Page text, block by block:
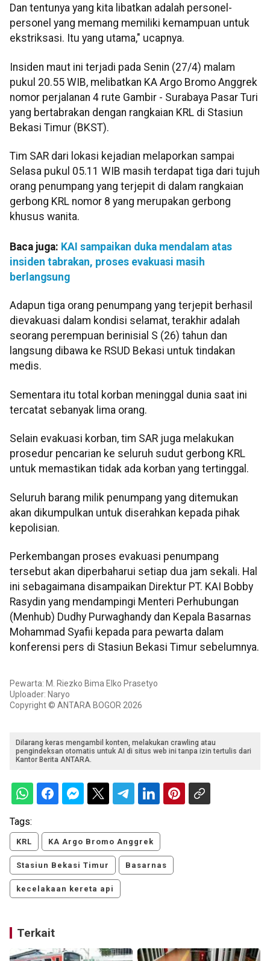
Dan tentunya yang kita libatkan adalah personel-
personel yang memang memiliki kemampuan untuk
ekstriksasi. Itu yang utama," ucapnya.
Insiden maut ini terjadi pada Senin (27/4) malam
pukul 20.55 WIB, melibatkan KA Argo Bromo Anggrek
nomor perjalanan 4 rute Gambir - Surabaya Pasar Turi
yang bertabrakan dengan rangkaian KRL di Stasiun
Bekasi Timur (BKST).
Tim SAR dari lokasi kejadian melaporkan sampai
Selasa pukul 05.11 WIB masih terdapat tiga dari tujuh
orang penumpang yang terjepit di dalam rangkaian
gerbong KRL nomor 8 yang merupakan gerbong
khusus wanita.
Baca juga: KAI sampaikan duka mendalam atas
insiden tabrakan, proses evakuasi masih
berlangsung
Adapun tiga orang penumpang yang terjepit berhasil
dievakuasi dalam kondisi selamat, terakhir adalah
seorang perempuan berinisial S (26) tahun dan
langsung dibawa ke RSUD Bekasi untuk tindakan
medis.
Sementara itu total korban meninggal dunia saat ini
tercatat sebanyak lima orang.
Selain evakuasi korban, tim SAR juga melakukan
prosedur pencarian ke seluruh sudut gerbong KRL
untuk memastikan tidak ada korban yang tertinggal.
Seluruh barang milik penumpang yang ditemukan
akan dikumpulkan untuk diserahkan kepada pihak
kepolisian.
Perkembangan proses evakuasi penumpang
tersebut akan diperbaharui setiap dua jam sekali. Hal
ini sebagaimana disampaikan Direktur PT. KAI Bobby
Rasydin yang mendampingi Menteri Perhubungan
(Menhub) Dudhy Purwaghandy dan Kepala Basarnas
Mohammad Syafii kepada para pewarta dalam
konferensi pers di Stasiun Bekasi Timur sebelumnya.
Pewarta: M. Riezko Bima Elko Prasetyo
Uploader: Naryo
Copyright © ANTARA BOGOR 2026
Dilarang keras mengambil konten, melakukan crawling atau
pengindeksan otomatis untuk AI di situs web ini tanpa izin tertulis dari
Kantor Berita ANTARA.
Tags:
KRL KA Argo Bromo Anggrek
Stasiun Bekasi Timur Basarnas
kecelakaan kereta api
Terkait